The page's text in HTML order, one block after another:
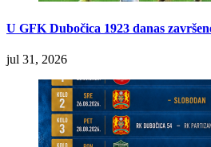
U GFK Dubočica 1923 danas
jul 31, 2026